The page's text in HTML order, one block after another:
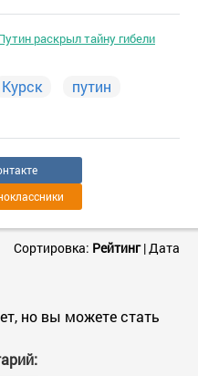
раскрыл тайну гибели
Курск
путин
Сортировка: Рейтинг|Дата
но вы можете стать